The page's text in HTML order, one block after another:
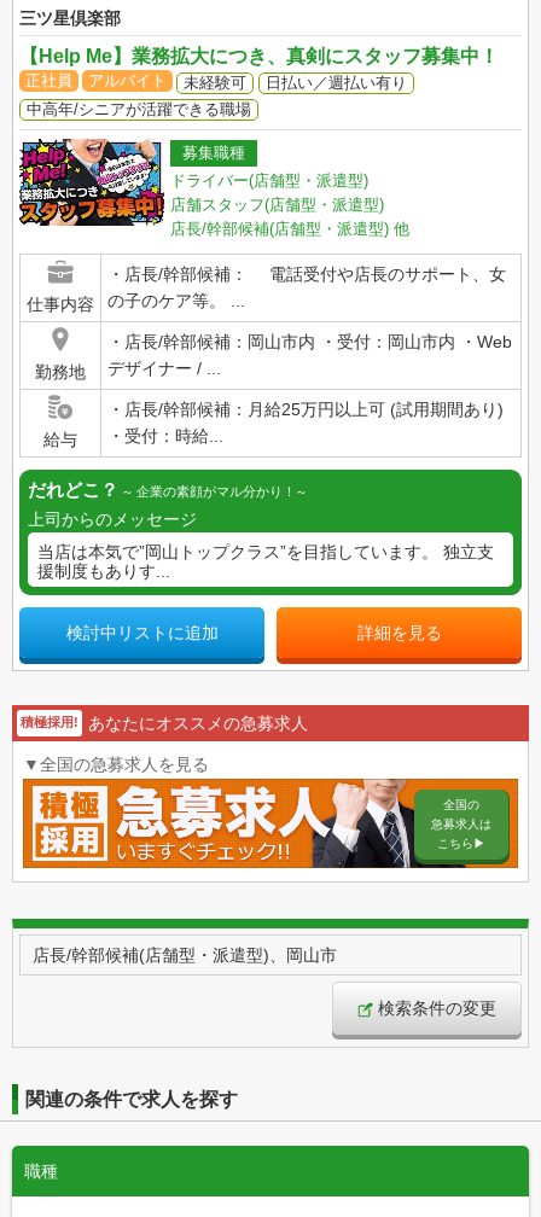
三ツ星倶楽部
【Help Me】業務拡大につき、真剣にスタッフ募集中！
正社員 アルバイト 未経験可
日払い／週払い有り
中高年/シニアが活躍できる職場
募集職種
ドライバー(店舗型・派遣型)
店舗スタッフ(店舗型・派遣型)
店長/幹部候補(店舗型・派遣型) 他
仕事内容
・店長/幹部候補： 電話受付や店長のサポート、女
の子のケア等。 ...
勤務地
・店長/幹部候補：岡山市内 ・受付：岡山市内 ・Web
デザイナー / ...
給与
・店長/幹部候補：月給25万円以上可 (試用期間あり)
・受付：時給...
だれどこ？ 企業の素顔がマル分かり！
上司からのメッセージ
当店は本気で”岡山トップクラス”を目指しています。 独立支
援制度もありす...
検討中リストに追加 詳細を見る
積極採用! あなたにオススメの急募求人
▼全国の急募求人を見る
全国の
急募求人は
こちら▶︎
店長/幹部候補(店舗型・派遣型)、岡山市
検索条件の変更
関連の条件で求人を探す
職種